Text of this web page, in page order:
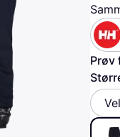
Prøv